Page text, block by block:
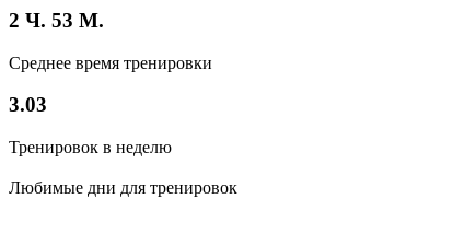
2 Ч. 53 М.
Среднее время тренировки
3.03
Тренировок в неделю
Любимые дни для тренировок